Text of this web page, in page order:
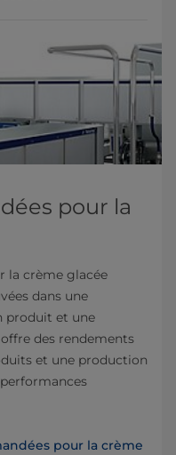
pour la
la crème glacée
dans une
produit et une
des rendements
et une production
pour la crème